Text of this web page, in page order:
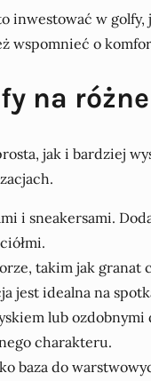
inwestować w
o
na
jak i bardziej
i sneakersami.
takim jak granat
jest idealna na
lub
charakteru.
baza do